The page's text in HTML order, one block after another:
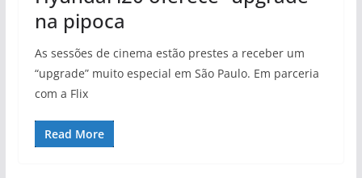
na pipoca
As sessões de cinema estão prestes a receber um
“upgrade” muito especial em São Paulo. Em parceria
com a Flix
Read More